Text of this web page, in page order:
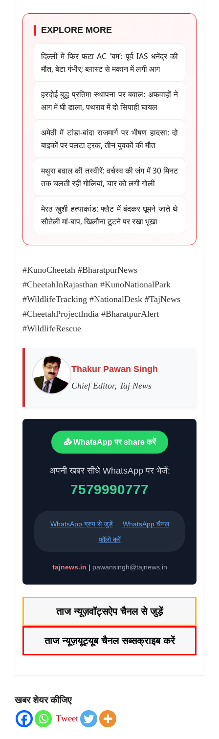
EXPLORE MORE
दिल्ली में फिर फटा AC ‘बम’: पूर्व IAS धनेंद्र की
मौत, बेटा गंभीर; ब्लास्ट से मकान में लगी आग
हरदोई बुद्ध प्रतिमा स्थापना पर बवाल: अफवाहों ने
आग में घी डाला, पथराव में दो सिपाही घायल
अमेठी में टांडा-बांदा राजमार्ग पर भीषण हादसा: दो
बाइकों पर पलटा ट्रक, तीन युवकों की मौत
मथुरा बवाल की तस्वीरें: वर्चस्व की जंग में 30 मिनट
तक चलती रहीं गोलियां, चार को लगी गोली
मेरठ खुशी हत्याकांड: फ्लैट में बंदकर घूमने जाते थे
सौतेली मां-बाप, खिलौना टूटने पर रखा भूखा
#KunoCheetah #BharatpurNews
#CheetahInRajasthan #KunoNationalPark
#WildlifeTracking #NationalDesk #TajNews
#CheetahProjectIndia #BharatpurAlert
#WildlifeRescue
Thakur Pawan Singh
Chief Editor, Taj News
📤 WhatsApp पर share करें
अपनी खबर सीधे WhatsApp पर भेजें:
7579990777
WhatsApp ग्रुप से जुड़ें
WhatsApp चैनल
फॉलो करें
tajnews.in | pawansingh@tajnews.in
ताज न्यूज़वॉट्सऐप चैनल से जुड़ें
ताज न्यूज़यूट्यूब चैनल सब्सक्राइब करें
खबर शेयर कीजिए
Tweet